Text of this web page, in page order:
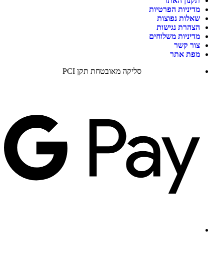
מדיניות הפרטיות
שאלות נפוצות
הצהרת נגישות
מדיניות משלוחים
צור קשר
מפת אתר
סליקה מאובטחת תקן PCI